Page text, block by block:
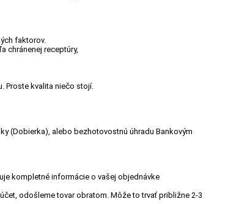
faktorov.
chránenej receptúry,
Proste kvalita niečo stojí.
(Dobierka), alebo bezhotovostnú úhradu Bankovým
kompletné informácie o vašej objednávke
odošleme tovar obratom. Môže to trvať približne 2-3